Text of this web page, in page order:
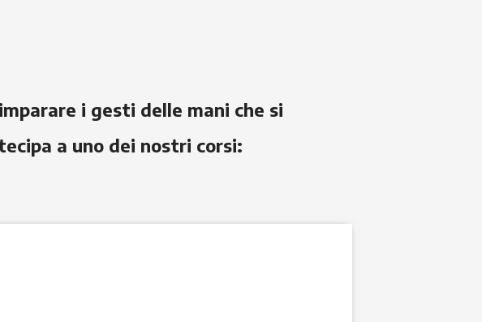
i gesti delle mani che si
a uno dei nostri corsi: